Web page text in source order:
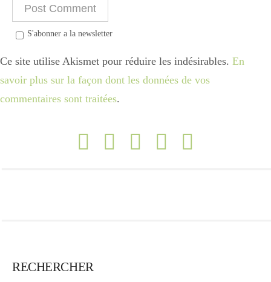
S'abonner a la newsletter
Ce site utilise Akismet pour réduire les indésirables. En
savoir plus sur la façon dont les données de vos
commentaires sont traitées.
RECHERCHER